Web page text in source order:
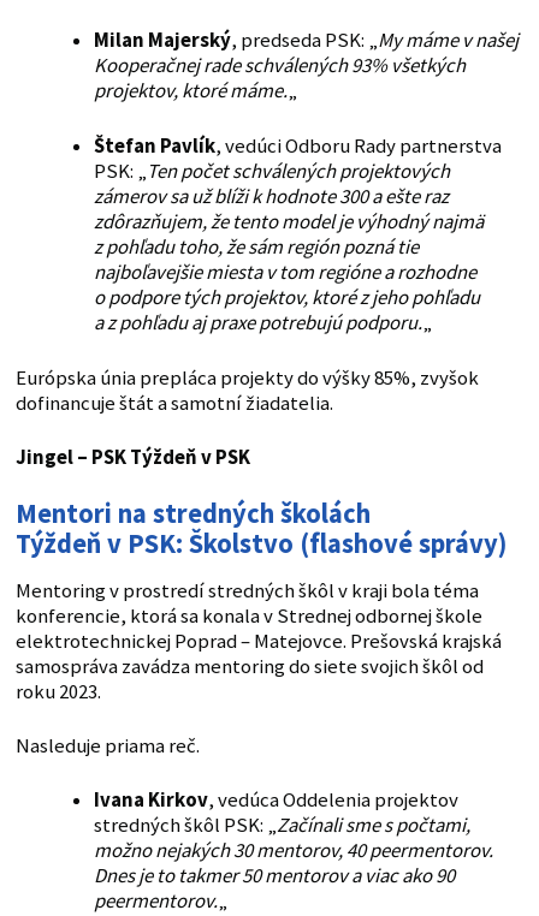
Milan Majerský, predseda PSK: „My máme v našej
Kooperačnej rade schválených 93% všetkých
projektov, ktoré máme.„
Štefan Pavlík, vedúci Odboru Rady partnerstva
PSK: „Ten počet schválených projektových
zámerov sa už blíži k hodnote 300 a ešte raz
zdôrazňujem, že tento model je výhodný najmä
z pohľadu toho, že sám región pozná tie
najboľavejšie miesta v tom regióne a rozhodne
o podpore tých projektov, ktoré z jeho pohľadu
a z pohľadu aj praxe potrebujú podporu.„
Európska únia prepláca projekty do výšky 85%, zvyšok
dofinancuje štát a samotní žiadatelia.
Jingel – PSK Týždeň v PSK
Mentori na stredných školách
Týždeň v PSK: Školstvo (flashové správy)
Mentoring v prostredí stredných škôl v kraji bola téma
konferencie, ktorá sa konala v Strednej odbornej škole
elektrotechnickej Poprad – Matejovce. Prešovská krajská
samospráva zavádza mentoring do siete svojich škôl od
roku 2023.
Nasleduje priama reč.
Ivana Kirkov, vedúca Oddelenia projektov
stredných škôl PSK: „Začínali sme s počtami,
možno nejakých 30 mentorov, 40 peermentorov.
Dnes je to takmer 50 mentorov a viac ako 90
peermentorov.„